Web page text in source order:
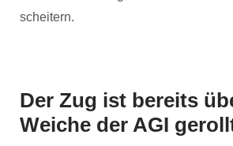
scheitern.
Der Zug ist bereits
Weiche der AGI